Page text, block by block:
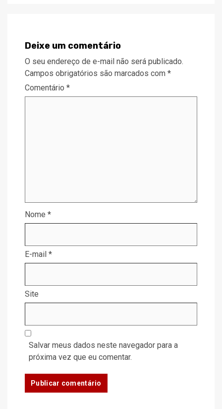
Deixe um comentário
O seu endereço de e-mail não será publicado.
Campos obrigatórios são marcados com *
Comentário *
Nome *
E-mail *
Site
Salvar meus dados neste navegador para a
próxima vez que eu comentar.